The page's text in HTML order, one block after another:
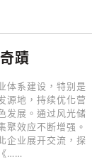
蹟
体系建设，特别是
源地，持续优化营
发展。通过风光储
聚效应不断增强。
企业展开交流，探
……